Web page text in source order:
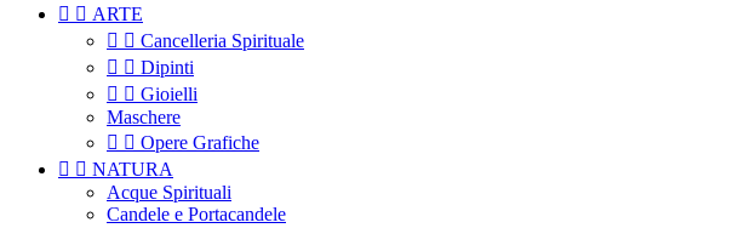
  ARTE
  Cancelleria Spirituale
  Dipinti
  Gioielli
Maschere
  Opere Grafiche
  NATURA
Acque Spirituali
Candele e Portacandele